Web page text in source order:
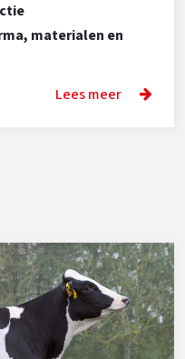
materialen en
Lees meer